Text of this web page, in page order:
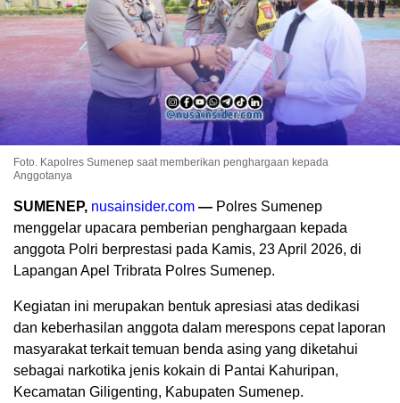
Foto. Kapolres Sumenep saat memberikan penghargaan kepada
Anggotanya
SUMENEP, nusainsider.com — Polres Sumenep
menggelar upacara pemberian penghargaan kepada
anggota Polri berprestasi pada Kamis, 23 April 2026, di
Lapangan Apel Tribrata Polres Sumenep.
Kegiatan ini merupakan bentuk apresiasi atas dedikasi
dan keberhasilan anggota dalam merespons cepat laporan
masyarakat terkait temuan benda asing yang diketahui
sebagai narkotika jenis kokain di Pantai Kahuripan,
Kecamatan Giligenting, Kabupaten Sumenep.